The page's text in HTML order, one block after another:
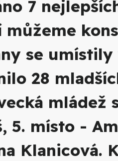
7
můžeme
se
28
mládež
5. místo -
Klanicová.